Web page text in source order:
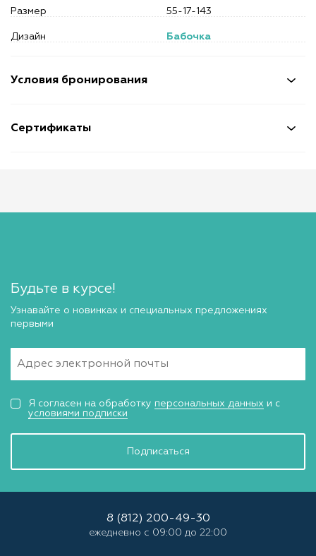
Условия бронирования
Сертификаты
Размер 55-17-143
Дизайн Бабочка
Будьте в курсе!
Узнавайте о новинках и специальных предложениях
первыми
Подписаться
Я согласен на обработку персональных данных и с
условиями подписки
8 (812) 200-49-30
ежедневно с 09:00 до 22:00